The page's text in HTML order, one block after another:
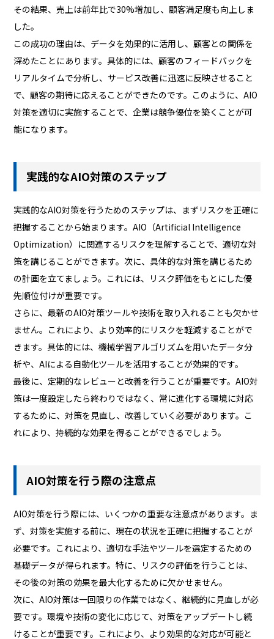
その結果、売上は前年比で30%増加し、顧客満足度も向上しま
した。
この成功の理由は、データを効果的に活用し、顧客との関係を
深めたことにあります。具体的には、顧客のフィードバックを
リアルタイムで分析し、サービス改善に迅速に反映させること
で、顧客の期待に応えることができたのです。このように、AIO
対策を適切に実施することで、企業は競争優位を築くことが可
能になります。
実践的なAIO対策のステップ
実践的なAIO対策を行うためのステップは、まずリスクを正確に
把握することから始まります。AIO（Artificial Intelligence
Optimization）に関連するリスクを理解することで、適切な対
策を講じることができます。次に、具体的な対策を講じるため
の計画を立てましょう。これには、リスク評価をもとにした優
先順位付けが重要です。
さらに、最新のAIO対策ツールや技術を取り入れることも欠かせ
ません。これにより、より効率的にリスクを軽減することがで
きます。具体的には、機械学習アルゴリズムを用いたデータ分
析や、AIによる自動化ツールを活用することが効果的です。
最後に、定期的なレビューと改善を行うことが重要です。AIO対
策は一度設定したら終わりではなく、常に進化する環境に対応
するために、対策を見直し、改善していく必要があります。こ
れにより、持続的な効果を得ることができるでしょう。
AIO対策を行う際の注意点
AIO対策を行う際には、いくつかの重要な注意点があります。ま
ず、対策を実施する前に、現在の状況を正確に把握することが
必要です。これにより、適切な手法やツールを選定するための
基礎データが得られます。特に、リスクの評価を行うことは、
その後の対策の効果を最大化するために欠かせません。
次に、AIO対策は一回限りの作業ではなく、継続的に見直しが必
要です。環境や技術の変化に応じて、対策をアップデートし続
けることが重要です。これにより、より効果的な対応が可能と